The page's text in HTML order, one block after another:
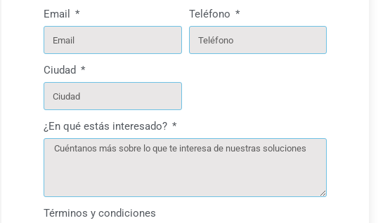
Email Teléfono
Ciudad
¿En qué estás interesado?
Términos y condiciones